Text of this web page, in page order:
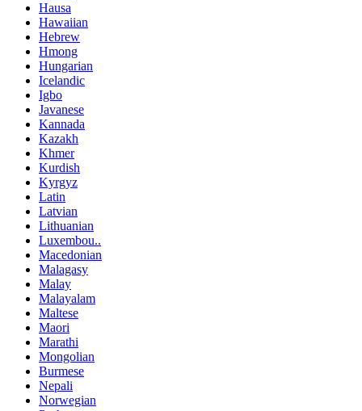
Hausa
Hawaiian
Hebrew
Hmong
Hungarian
Icelandic
Igbo
Javanese
Kannada
Kazakh
Khmer
Kurdish
Kyrgyz
Latin
Latvian
Lithuanian
Luxembou..
Macedonian
Malagasy
Malay
Malayalam
Maltese
Maori
Marathi
Mongolian
Burmese
Nepali
Norwegian